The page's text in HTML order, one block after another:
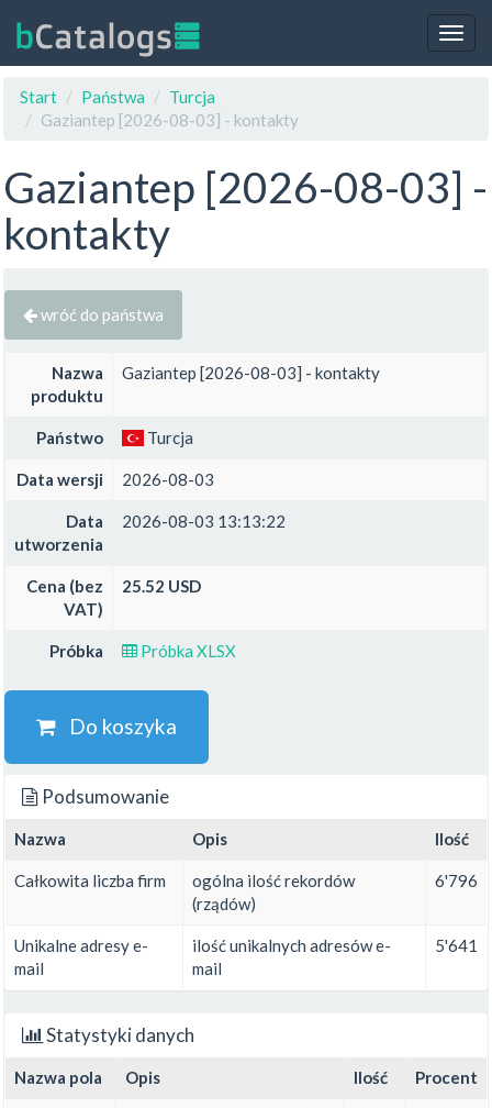
Start
Państwa
Turcja
Gaziantep [2026-08-03] - kontakty
Gaziantep [2026-08-03] -
kontakty
wróć do państwa
Nazwa
produktu
Gaziantep [2026-08-03] - kontakty
Państwo Turcja
Data wersji 2026-08-03
Data
utworzenia
2026-08-03 13:13:22
Cena (bez
VAT)
25.52 USD
Próbka Próbka XLSX
Do koszyka
Podsumowanie
Nazwa Opis Ilość
Całkowita liczba firm
ogólna ilość rekordów
(rządów)
6'796
Unikalne adresy e-
mail
ilość unikalnych adresów e-
mail
5'641
Statystyki danych
Nazwa pola Opis Ilość Procent